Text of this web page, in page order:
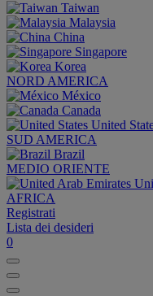
Taiwan
Malaysia
China
Singapore
Korea
NORD AMERICA
México
Canada
United
SUD AMERICA
Brazil
MEDIO ORIENTE
AFRICA
Registrati
Lista dei desideri
0